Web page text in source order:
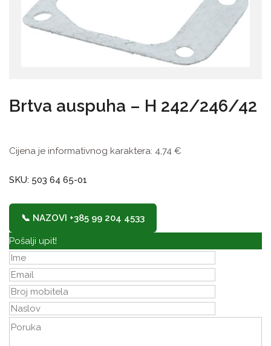
Brtva auspuha – H 242/246/42
Cijena je informativnog karaktera: 4,74 €
SKU: 503 64 65-01
📞 NAZOVI +385 99 204 4533
Pošalji upit!